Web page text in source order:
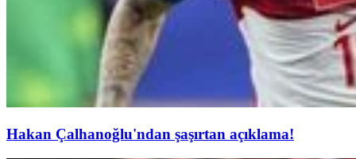
Hakan Çalhanoğlu'ndan şaşırtan açıklama!